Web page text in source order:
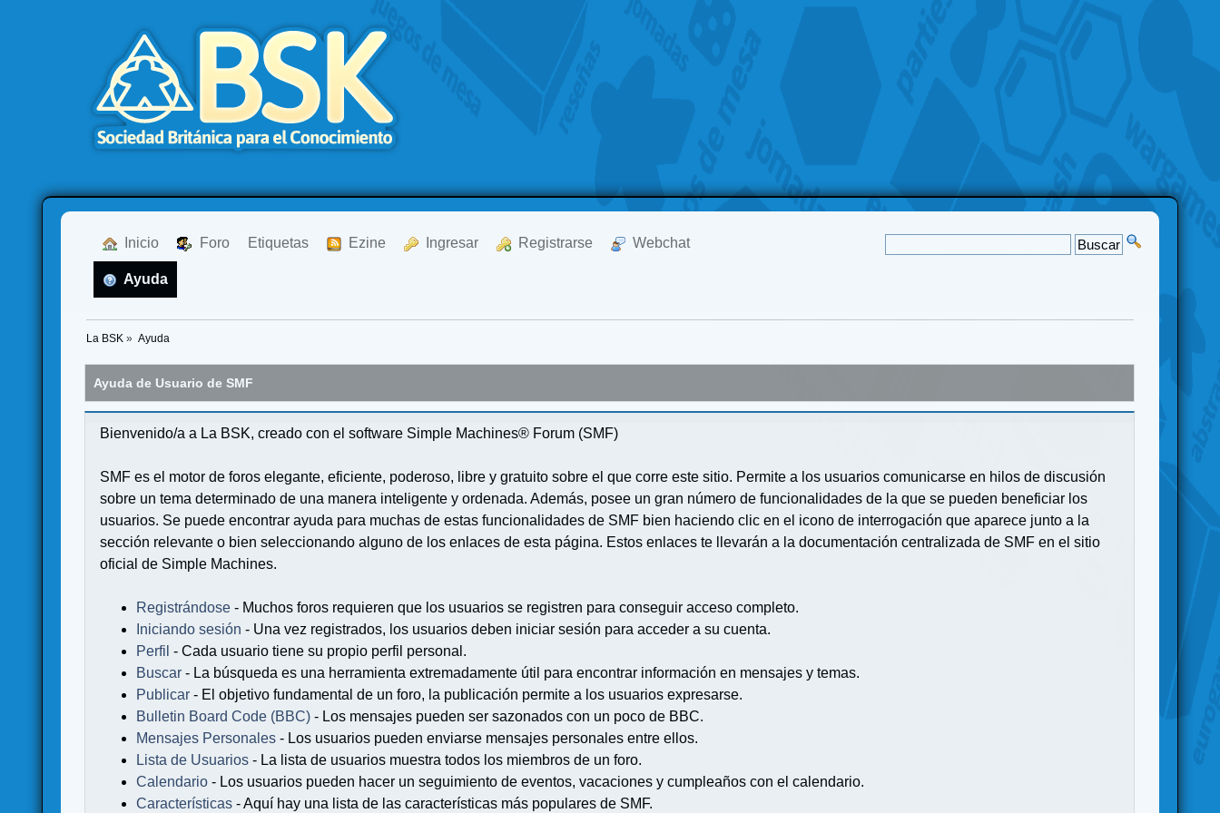
Inicio Foro Etiquetas Ezine Ingresar Registrarse Webchat
Ayuda
La BSK » Ayuda
Ayuda de Usuario de SMF
Bienvenido/a a La BSK, creado con el software Simple Machines® Forum (SMF)
SMF es el motor de foros elegante, eficiente, poderoso, libre y gratuito sobre el que corre este sitio. Permite a los usuarios comunicarse en hilos de discusión
sobre un tema determinado de una manera inteligente y ordenada. Además, posee un gran número de funcionalidades de la que se pueden beneficiar los
usuarios. Se puede encontrar ayuda para muchas de estas funcionalidades de SMF bien haciendo clic en el icono de interrogación que aparece junto a la
sección relevante o bien seleccionando alguno de los enlaces de esta página. Estos enlaces te llevarán a la documentación centralizada de SMF en el sitio
oficial de Simple Machines.
Registrándose - Muchos foros requieren que los usuarios se registren para conseguir acceso completo.
Iniciando sesión - Una vez registrados, los usuarios deben iniciar sesión para acceder a su cuenta.
Perfil - Cada usuario tiene su propio perfil personal.
Buscar - La búsqueda es una herramienta extremadamente útil para encontrar información en mensajes y temas.
Publicar - El objetivo fundamental de un foro, la publicación permite a los usuarios expresarse.
Bulletin Board Code (BBC)- Los mensajes pueden ser sazonados con un poco de BBC.
Mensajes Personales - Los usuarios pueden enviarse mensajes personales entre ellos.
Lista de Usuarios - La lista de usuarios muestra todos los miembros de un foro.
Calendario - Los usuarios pueden hacer un seguimiento de eventos, vacaciones y cumpleaños con el calendario.
Características - Aquí hay una lista de las características más populares de SMF.